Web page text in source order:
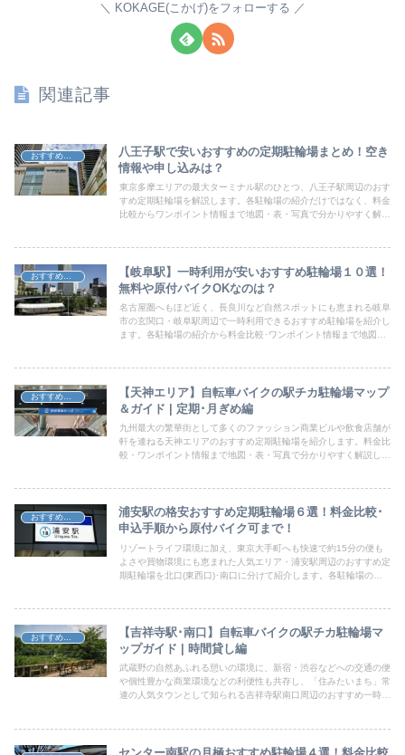
KOKAGE(こかげ)をフォローする
関連記事
八王子駅で安いおすすめの定期駐輪場まとめ！空き
情報や申し込みは？
東京多摩エリアの最大ターミナル駅のひとつ、八王子駅周辺のおす
すめ定期駐輪場を解説します。各駐輪場の紹介だけではなく、料金
比較からワンポイント情報まで地図・表・写真で分かりやすく解説
【岐阜駅】一時利用が安いおすすめ駐輪場１０選！
無料や原付バイクOKなのは？
名古屋圏へもほど近く、長良川など自然スポットにも恵まれる岐阜
市の玄関口・岐阜駅周辺で一時利用できるおすすめ駐輪場を紹介し
ます。各駐輪場の紹介から料金比較･ワンポイント情報まで地図や
【天神エリア】自転車バイクの駅チカ駐輪場マップ
＆ガイド | 定期･月ぎめ編
九州最大の繁華街として多くのファッション商業ビルや飲食店舗が
軒を連ねる天神エリアのおすすめ定期駐輪場を紹介します。料金比
較・ワンポイント情報まで地図・表・写真で分かりやすく解説して
浦安駅の格安おすすめ定期駐輪場６選！料金比較･
申込手順から原付バイク可まで！
リゾートライフ環境に加え、東京大手町へも快速で約15分の便も
よさや買物環境にも恵まれた人気エリア・浦安駅周辺のおすすめ定
期駐輪場を北口(東西口)･南口に分けて紹介します。各駐輪場の紹
【吉祥寺駅･南口】自転車バイクの駅チカ駐輪場マ
ップガイド | 時間貸し編
武蔵野の自然あふれる憩いの環境に、新宿・渋谷などへの交通の便
や個性豊かな商業環境などの利便性も共存し、「住みたいまち」常
連の人気タウンとして知られる吉祥寺駅南口周辺のおすすめ一時駐